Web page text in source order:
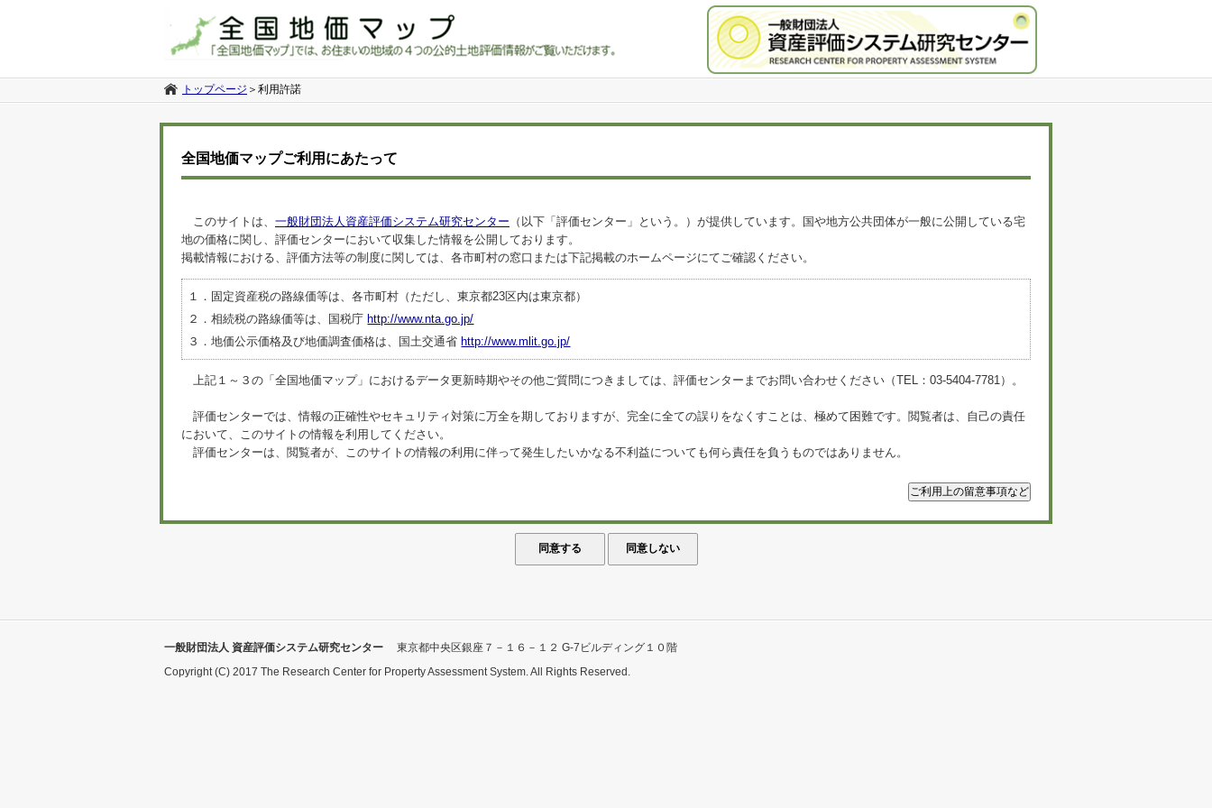
トップページ ＞ 利用許諾
全国地価マップご利用にあたって
このサイトは、 一般財団法人資産評価システム研究センター （以下「評価センター」という。）が提供しています。国や地方公共団体が一般に公開している宅
地の価格に関し、評価センターにおいて収集した情報を公開しております。
掲載情報における、評価方法等の制度に関しては、各市町村の窓口または下記掲載のホームページにてご確認ください。
１．固定資産税の路線価等は、各市町村（ただし、東京都23区内は東京都）
２．相続税の路線価等は、国税庁 http://www.nta.go.jp/
３．地価公示価格及び地価調査価格は、国土交通省 http://www.mlit.go.jp/
上記１～３の「全国地価マップ」におけるデータ更新時期やその他ご質問につきましては、評価センターまでお問い合わせください（TEL：03-5404-7781）。
評価センターでは、情報の正確性やセキュリティ対策に万全を期しておりますが、完全に全ての誤りをなくすことは、極めて困難です。閲覧者は、自己の責任
において、このサイトの情報を利用してください。
評価センターは、閲覧者が、このサイトの情報の利用に伴って発生したいかなる不利益についても何ら責任を負うものではありません。
一般財団法人 資産評価システム研究センター
東京都中央区銀座７－１６－１２ G-7ビルディング１０階
Copyright (C) 2017 The Research Center for Property Assessment System. All Rights Reserved.